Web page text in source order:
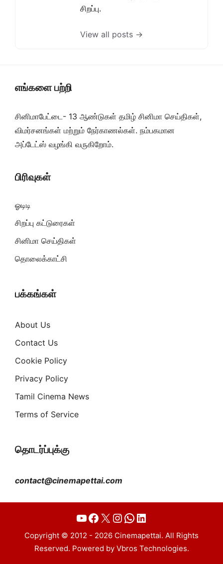
சிறப்பு.
View all posts →
எங்களை பற்றி
சினிமாபேட்டை- 13 ஆண்டுகள் தமிழ் சினிமா செய்திகள்,
விமர்சனங்கள் மற்றும் நேர்காணல்கள். நம்பகமான
அப்டேட்ஸ் வழங்கி வருகிறோம்.
பிரிவுகள்
ஓடிடி
சிறப்பு கட்டுரைகள்
சினிமா செய்திகள்
தொலைக்காட்சி
பக்கங்கள்
About Us
Contact Us
Cookie Policy
Privacy Policy
Tamil Cinema News
Terms of Service
தொடர்ப்புக்கு
contact@cinemapettai.com
YouTube
Facebook
X Instagram
WhatsApp
LinkedIn
Copyright © 2012 - 2026 Cinemapettai. All Rights
Reserved. Powered by Vbros Technologies.